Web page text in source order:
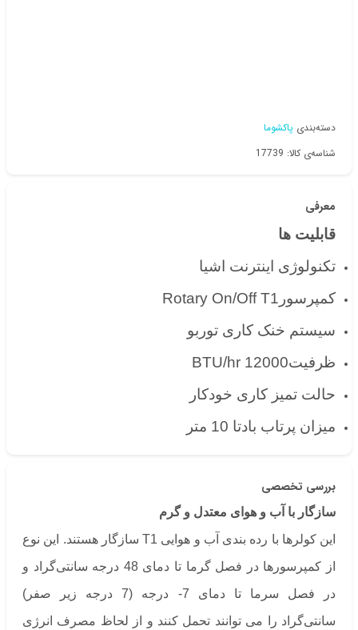
دسته‌بندی پاکشوما
شناسه‌ی کالا: 17739
معرفی
قابلیت ها
تکنولوژی اینترنت اشیا
کمپرسور Rotary On/Off T1
سیستم خنک کاری توربو
ظرفیت12000 ‌BTU/hr
حالت تمیز کاری خودکار
میزان پرتاب بادتا 10 متر
بررسی تخصصی
سازگار با آب و هوای معتدل و گرم
این کولرها با رده بندی آب و هوایی T1 سازگار هستند. این نوع
از کمپرسورها در فصل گرما تا دمای 48 درجه سانتی‌گراد و
در فصل سرما تا دمای 7- درجه (7 درجه زیر صفر)
سانتی‌گراد را می توانند تحمل کنند و از لحاظ مصرف انرژی